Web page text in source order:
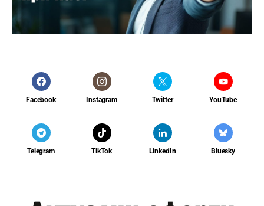
Facebook Instagram Twitter YouTube
Telegram TikTok LinkedIn Bluesky